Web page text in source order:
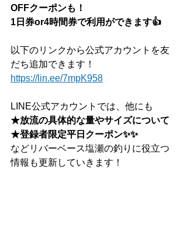
OFFクーポンも！
1日券or4時間券で利用ができます👍
以下のリンクから公式アカウントを友
だち追加できます！
https://lin.ee/7mpK958
LINE公式アカウントでは、他にも
★放流の具体的な量やサイズについて
★登録者限定平日クーポン✨✨
などリバーベース塩瀬の釣りに役立つ
情報も更新していきます！